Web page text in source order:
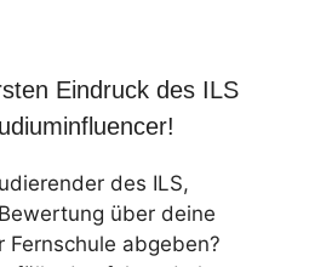
Eindruck des ILS
des ILS,
über deine
Fernschule abgeben?